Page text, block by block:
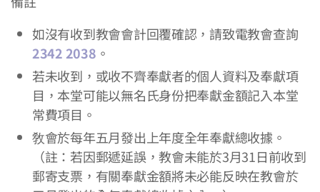
如沒有收到教會會計回覆確認，請致電教會查詢
2342 2038 。
若未收到，或收不齊奉獻者的個人資料及奉獻項
目，本堂可能以無名氏身份把奉獻金額記入本堂
常費項目。
敎會於每年五月發出上年度全年奉獻總收據。
（註：若因郵遞延誤，教會未能於3月31日前收到
郵寄支票，有關奉獻金額將未必能反映在教會於